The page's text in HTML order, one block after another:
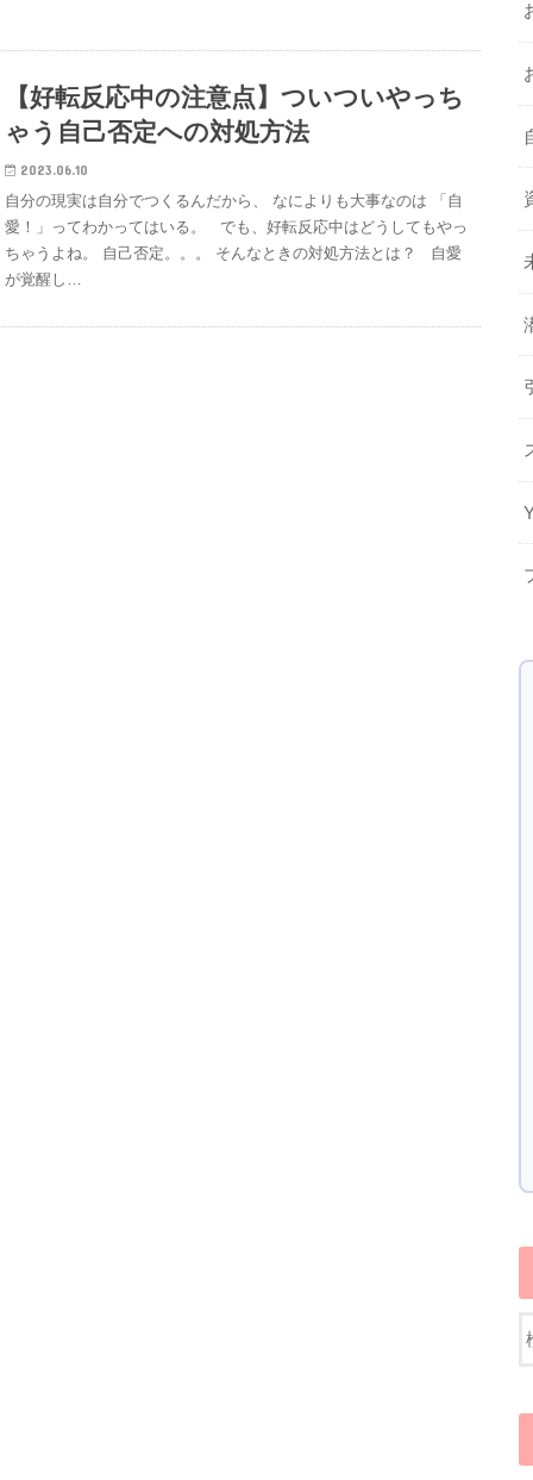
【好転反応中の注意点】ついついやっち
ゃう自己否定への対処方法
2023.06.10
自分の現実は自分でつくるんだから、 なによりも大事なのは 「自
愛！」ってわかってはいる。 でも、好転反応中はどうしてもやっ
ちゃうよね。 自己否定。。。 そんなときの対処方法とは？ 自愛
が覚醒し…